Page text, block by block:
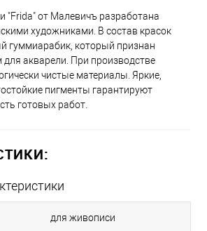
002 - бирюзовый
010 - зеленый темный
"Frida" от Малевичъ разработана
художниками. В состав красок
гуммиарабик, который признан
акварели. При производстве
чистые материалы. Яркие,
пигменты гарантируют
готовых работ.
для живописи